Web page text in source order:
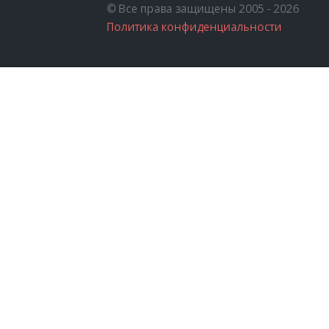
© Все права защищены 2005 - 2026
Политика конфиденциальности